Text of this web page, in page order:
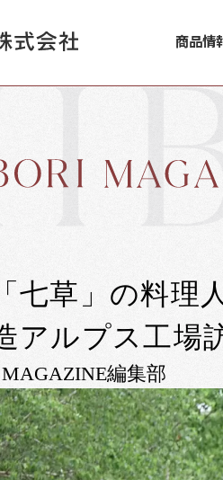
商品情
七草」の料理
アルプス工場
編集部